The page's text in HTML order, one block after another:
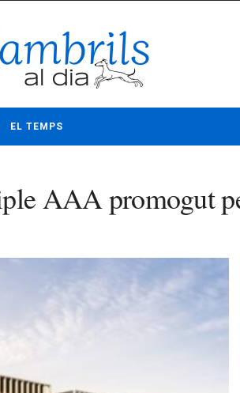
EL TEMPS
AAA promogut